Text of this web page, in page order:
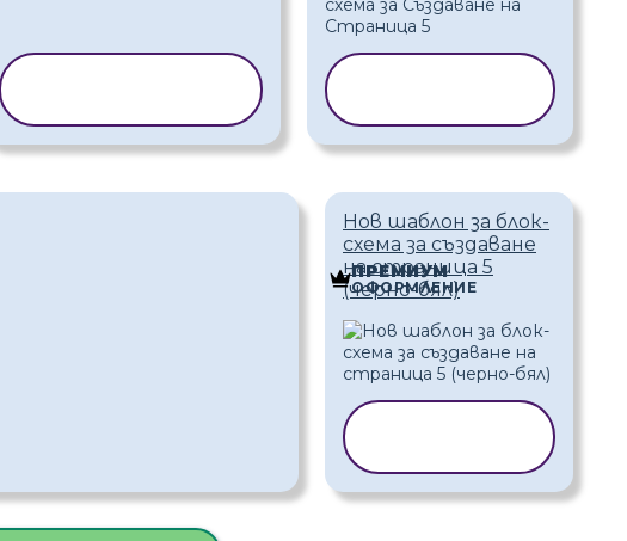
Нов шаблон за блок-
схема за създаване
на страница 5
(черно-бял)
ПРЕМИУМ
ОФОРМЛЕНИЕ